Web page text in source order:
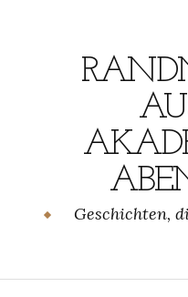
Geschichten,